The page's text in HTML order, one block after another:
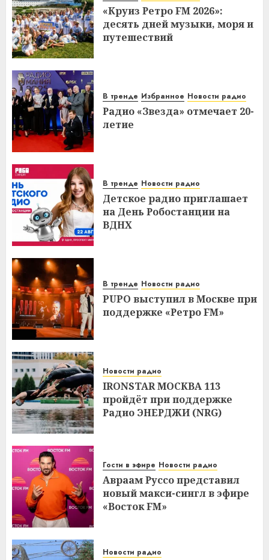
«Круиз Ретро FM 2026»:
десять дней музыки, моря и
путешествий
В тренде Избранное Новости радио
Радио «Звезда» отмечает 20-
летие
В тренде Новости радио
Детское радио приглашает
на День Робостанции на
ВДНХ
В тренде Новости радио
PUPO выступил в Москве при
поддержке «Ретро FM»
Новости радио
IRONSTAR МОСКВА 113
пройдёт при поддержке
Радио ЭНЕРДЖИ (NRG)
Гости в эфире Новости радио
Авраам Руссо представил
новый макси-сингл в эфире
«Восток FM»
Новости радио